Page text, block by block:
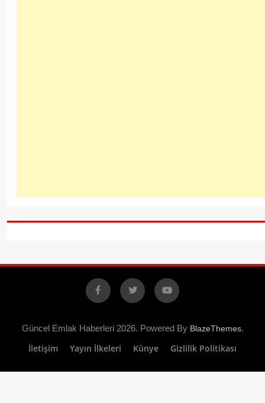
Facebook
X YouTube
Güncel Emlak Haberleri 2026. Powered By BlazeThemes.
İletişim Yayın İlkeleri Künye Gizlilik Politikası